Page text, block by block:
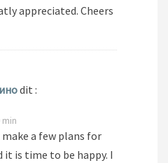
appreciated. Cheers
dit :
min
a few plans for
is time to be happy. I